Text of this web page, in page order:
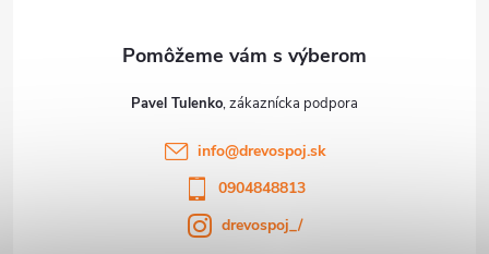
Pavel Tulenko
info@drevospoj.sk
0904848813
drevospoj_/